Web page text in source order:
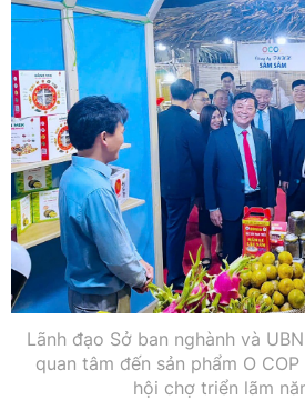
Lãnh đạo Sở ban nghành và
quan tâm đến sản phẩm O
hội chợ triển lãm